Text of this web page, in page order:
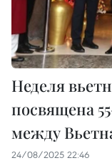
Неделя
посвящена
между
24/08/2025 22:46